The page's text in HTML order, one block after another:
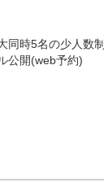
同時5名の少人数制
公開(web予約)